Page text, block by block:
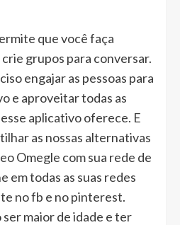
que você faça
grupos para conversar.
engajar as pessoas para
e aproveitar todas as
aplicativo oferece. E
as nossas alternativas
Omegle com sua rede de
em todas as suas redes
no fb e no pinterest.
maior de idade e ter